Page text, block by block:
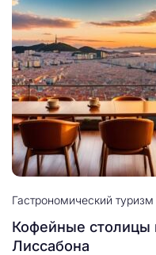
Гастрономический туризм
Кофейные столицы
Лиссабона